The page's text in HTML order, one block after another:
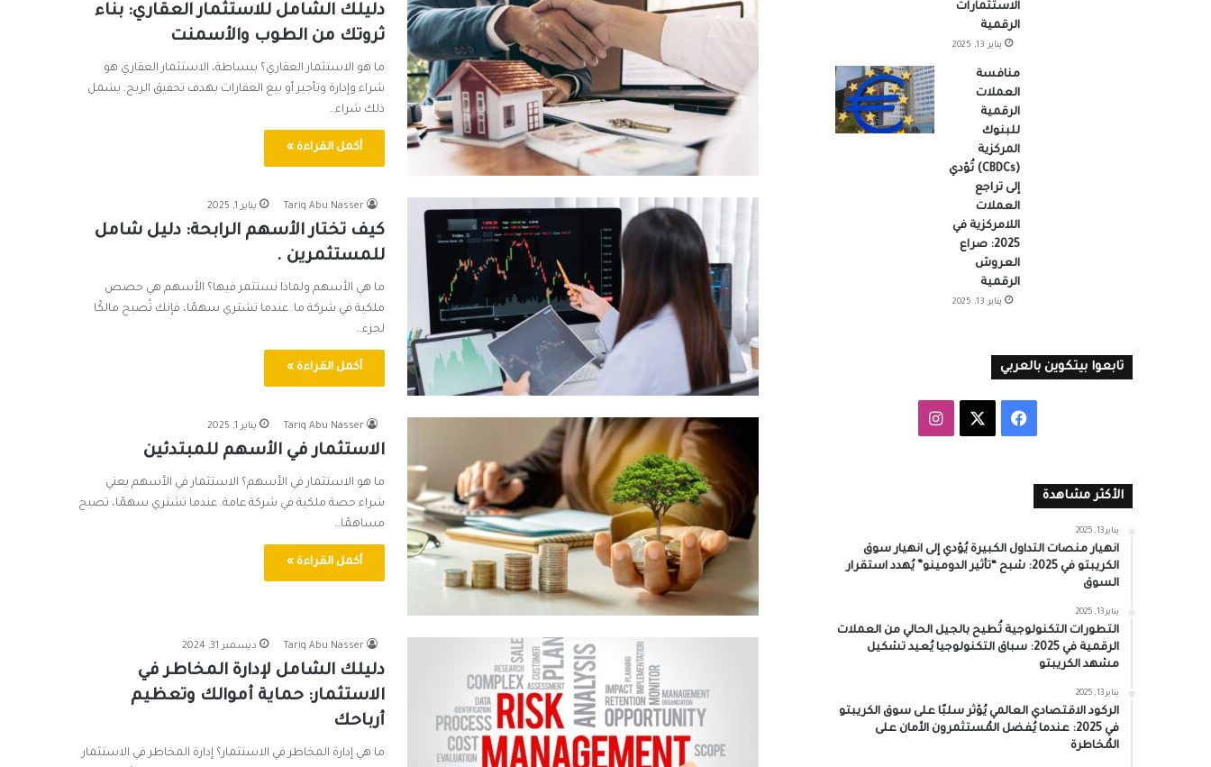
دليلك الشامل للاستثمار العقاري: بناء
ثروتك من الطوب والأسمنت
ما هو الاستثمار العقاري؟ ببساطة، الاستثمار العقاري هو
شراء وإدارة وتأجير أو بيع العقارات بهدف تحقيق الربح. يشمل
ذلك شراء…
أكمل القراءة »
Tariq Abu Nasser يناير 1, 2025
كيف تختار الأسهم الرابحة: دليل شامل
للمستثمرين .
ما هي الأسهم ولماذا نستثمر فيها؟ الأسهم هي حصص
ملكية في شركة ما. عندما تشتري سهمًا، فإنك تُصبح مالكًا
لجزء…
أكمل القراءة »
Tariq Abu Nasser يناير 1, 2025
الاستثمار في الأسهم للمبتدئين
ما هو الاستثمار في الأسهم؟ الاستثمار في الأسهم يعني
شراء حصة ملكية في شركة عامة. عندما تشتري سهمًا، تصبح
مساهمًا…
أكمل القراءة »
Tariq Abu Nasser ديسمبر 31, 2024
دليلك الشامل لإدارة المخاطر في
الاستثمار: حماية أموالك وتعظيم
أرباحك
ما هي إدارة المخاطر في الاستثمار؟ إدارة المخاطر في الاستثمار
الاستثمارات
الرقمية
يناير 13, 2025
منافسة
العملات
الرقمية
للبنوك
المركزية
(CBDCs) تُؤدي
إلى تراجع
العملات
اللامركزية في
2025: صراع
العروش
الرقمية
يناير 13, 2025
تابعوا بيتكوين بالعربي
فيسبوك انستقرام
الأكثر مشاهدة
يناير 13, 2025
انهيار منصات التداول الكبيرة يُؤدي إلى انهيار سوق
الكريبتو في 2025: شبح “تأثير الدومينو” يُهدد استقرار
السوق
يناير 13, 2025
التطورات التكنولوجية تُطيح بالجيل الحالي من العملات
الرقمية في 2025: سباق التكنولوجيا يُعيد تشكيل
مشهد الكريبتو
يناير 13, 2025
الركود الاقتصادي العالمي يُؤثر سلبًا على سوق الكريبتو
في 2025: عندما يُفضل المُستثمرون الأمان على
المُخاطرة